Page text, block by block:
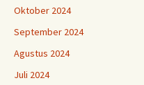
Oktober 2024
September 2024
Agustus 2024
Juli 2024